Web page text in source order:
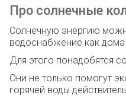
Про солнечные
Солнечную энергию
водоснабжение как дома
Для этого понадобятся
Они не только помогут
горячей воды